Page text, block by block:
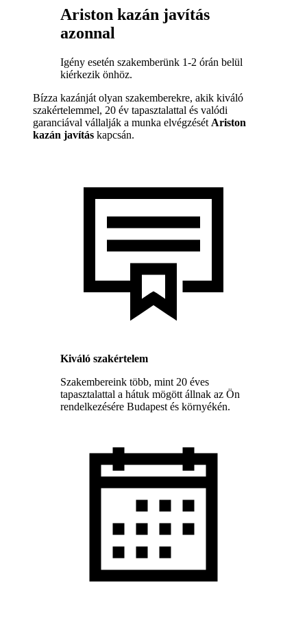
Ariston kazán javítás
azonnal
Igény esetén szakemberünk 1-2 órán belül
kiérkezik önhöz.
Bízza kazánját olyan szakemberekre, akik kiváló
szakértelemmel, 20 év tapasztalattal és valódi
garanciával vállalják a munka elvégzését Ariston
kazán javítás kapcsán.
Kiváló szakértelem
Szakembereink több, mint 20 éves
tapasztalattal a hátuk mögött állnak az Ön
rendelkezésére Budapest és környékén.